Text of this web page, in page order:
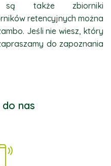
są także zbiorniki
retencyjnych można
Jeśli nie wiesz, który
do zapoznania
nas